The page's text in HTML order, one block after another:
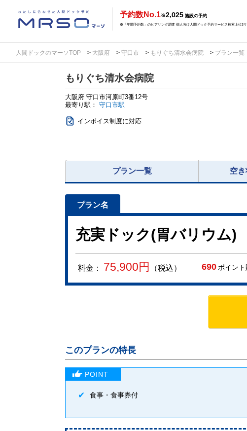
予約数No.1※2,025 施設の予約
※「年間予約数」のヒアリング調査 個人向け人間ドック予約サービス検索上位3
人間ドックのマーソTOP 大阪府 守口市 もりぐち清水会病院 プラン一覧
もりぐち清水会病院
大阪府 守口市河原町3番12号
最寄り駅： 守口市駅
インボイス制度に対応
プラン一覧 空
充実ドック(胃バリウム)
料金： 75,900円 （税込） 690 ポイン
このプランの特長
食事・食事券付